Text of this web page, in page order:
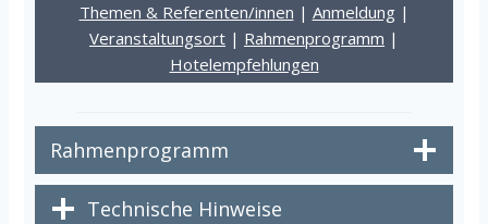
Themen & Referenten/innen | Anmeldung|
Veranstaltungsort | Rahmenprogramm |
Hotelempfehlungen
Rahmenprogramm
Technische Hinweise